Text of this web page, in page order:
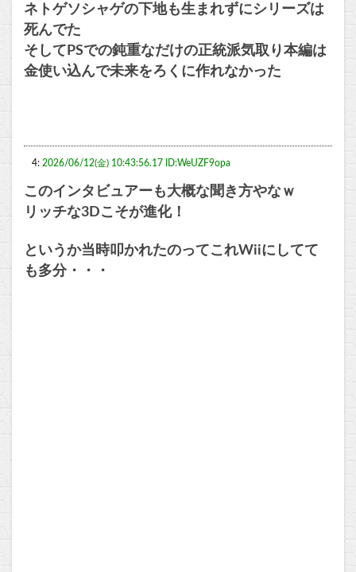
ネトゲソシャゲの下地も生まれずにシリーズは
死んでた
そしてPSでの鈍重なだけの正統派気取り本編は
金使い込んで未来をろくに作れなかった
4: 2026/06/12(金) 10:43:56.17 ID:WeUZF9opa
このインタビュアーも大概な聞き方やなｗ
リッチな3Dこそが進化！
というか当時叩かれたのってこれWiiにしてて
も多分・・・